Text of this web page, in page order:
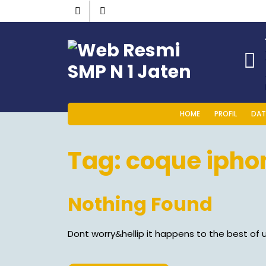
HOME PROFIL
Tag:coque
Nothing Found
Dont worry&hellip it happens to the best of